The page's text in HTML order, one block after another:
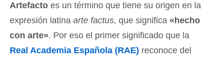
Artefacto es un término que tiene su origen en la
expresión latina arte factus, que significa «hecho
con arte». Por eso el primer significado que la
Real Academia Española (RAE) reconoce del